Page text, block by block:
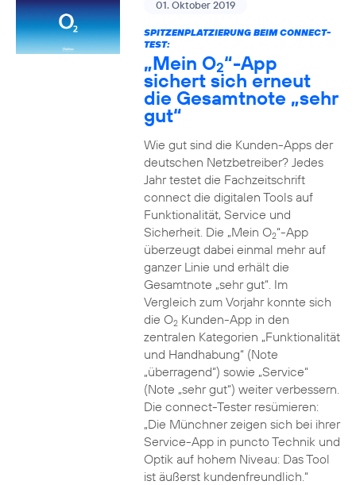
01. Oktober 2019
SPITZENPLATZIERUNG BEIM CONNECT-
TEST:
„Mein O2“-App
sichert sich erneut
die Gesamtnote „sehr
gut“
Wie gut sind die Kunden-Apps der
deutschen Netzbetreiber? Jedes
Jahr testet die Fachzeitschrift
connect die digitalen Tools auf
Funktionalität, Service und
Sicherheit. Die „Mein O2“-App
überzeugt dabei einmal mehr auf
ganzer Linie und erhält die
Gesamtnote „sehr gut“. Im
Vergleich zum Vorjahr konnte sich
die O2Kunden-App in den
zentralen Kategorien „Funktionalität
und Handhabung“ (Note
„überragend“) sowie „Service“
(Note „sehr gut“) weiter verbessern.
Die connect-Tester resümieren:
„Die Münchner zeigen sich bei ihrer
Service-App in puncto Technik und
Optik auf hohem Niveau: Das Tool
ist äußerst kundenfreundlich.“